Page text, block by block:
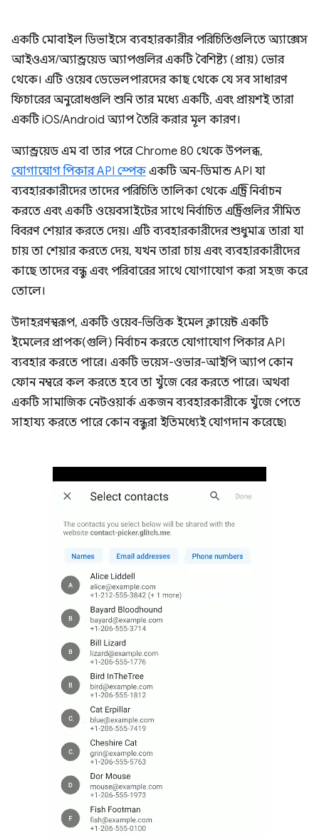
একটি মোবাইল ডিভাইসে ব্যবহারকারীর পরিচিতিগুলিতে অ্যাক্সেস
আইওএস/অ্যান্ড্রয়েড অ্যাপগুলির একটি বৈশিষ্ট্য (প্রায়) ভোর
থেকে। এটি ওয়েব ডেভেলপারদের কাছ থেকে যে সব সাধারণ
ফিচারের অনুরোধগুলি শুনি তার মধ্যে একটি, এবং প্রায়শই তারা
একটি iOS/Android অ্যাপ তৈরি করার মূল কারণ।
অ্যান্ড্রয়েড এম বা তার পরে Chrome 80 থেকে উপলব্ধ,
যোগাযোগ পিকার API স্পেকএকটি অন-ডিমান্ড API যা
ব্যবহারকারীদের তাদের পরিচিতি তালিকা থেকে এন্ট্রি নির্বাচন
করতে এবং একটি ওয়েবসাইটের সাথে নির্বাচিত এন্ট্রিগুলির সীমিত
বিবরণ শেয়ার করতে দেয়। এটি ব্যবহারকারীদের শুধুমাত্র তারা যা
চায় তা শেয়ার করতে দেয়, যখন তারা চায় এবং ব্যবহারকারীদের
কাছে তাদের বন্ধু এবং পরিবারের সাথে যোগাযোগ করা সহজ করে
তোলে।
উদাহরণস্বরূপ, একটি ওয়েব-ভিত্তিক ইমেল ক্লায়েন্ট একটি
ইমেলের প্রাপক(গুলি) নির্বাচন করতে যোগাযোগ পিকার API
ব্যবহার করতে পারে। একটি ভয়েস-ওভার-আইপি অ্যাপ কোন
ফোন নম্বরে কল করতে হবে তা খুঁজে বের করতে পারে। অথবা
একটি সামাজিক নেটওয়ার্ক একজন ব্যবহারকারীকে খুঁজে পেতে
সাহায্য করতে পারে কোন বন্ধুরা ইতিমধ্যেই যোগদান করেছে৷